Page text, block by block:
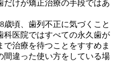
だけが矯正治療の手段ではあ
頃、歯列不正に気づくこと
科医院ではすべての永久歯が
治療を待つことをすすめま
間違った使い方をしている場